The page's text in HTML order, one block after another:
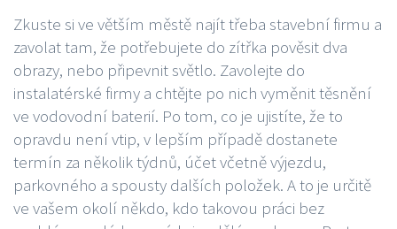
Zkuste si ve větším městě najít třeba stavební firmu a
zavolat tam, že potřebujete do zítřka pověsit dva
obrazy, nebo připevnit světlo. Zavolejte do
instalatérské firmy a chtějte po nich vyměnit těsnění
ve vodovodní baterií. Po tom, co je ujistíte, že to
opravdu není vtip, v lepším případě dostanete
termín za několik týdnů, účet včetně výjezdu,
parkovného a spousty dalších položek. A to je určitě
ve vašem okolí někdo, kdo takovou práci bez